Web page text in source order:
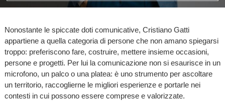
Nonostante le spiccate doti comunicative, Cristiano Gatti
appartiene a quella categoria di persone che non amano spiegarsi
troppo: preferiscono fare, costruire, mettere insieme occasioni,
persone e progetti. Per lui la comunicazione non si esaurisce in un
microfono, un palco o una platea: è uno strumento per ascoltare
un territorio, raccoglierne le migliori esperienze e portarle nei
contesti in cui possono essere comprese e valorizzate.